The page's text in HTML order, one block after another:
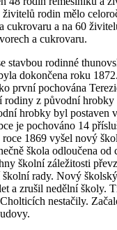
rodin mělo
cukrovaru a na 60
a cukrovaru.
stavbou rodinné
dokončena roku
první pochována
rodiny z původní hrobky
hrobky byl postaven
je pochováno 14
1869 vyšel nový
škola odloučena
školní záležitosti
rady. Nový
a zrušil nedělní školy.
nestačily.